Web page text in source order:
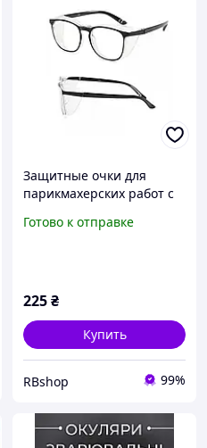
Защитные очки для
парикмахерских работ с
покрытием,черные
Готово к отправке
225₴
Купить
RBshop 99%